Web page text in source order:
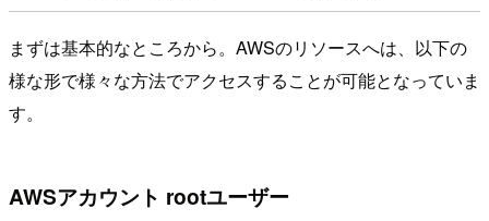
まずは基本的なところから。AWSのリソースへは、以下の
様な形で様々な方法でアクセスすることが可能となっていま
す。
AWSアカウント rootユーザー